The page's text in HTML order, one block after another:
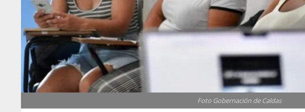
Foto Gobernación de Caldas